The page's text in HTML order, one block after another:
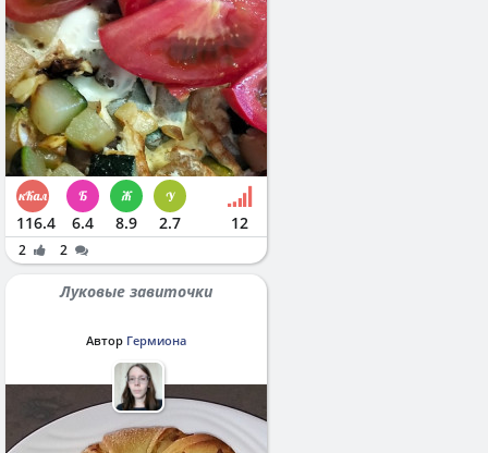
116.4 6.4 8.9 2.7 12
2 2
Луковые завиточки
Автор Гермиона